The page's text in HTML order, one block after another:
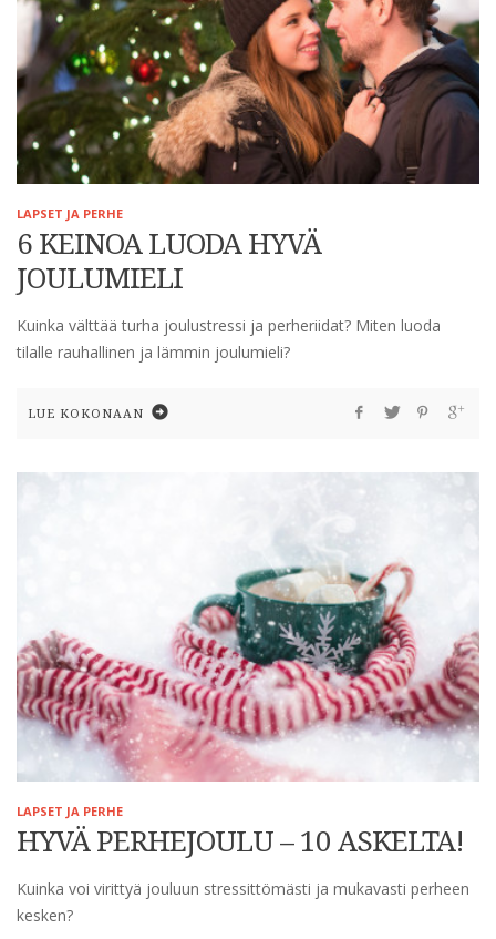
LAPSET JA PERHE
6 KEINOA LUODA HYVÄ
JOULUMIELI
Kuinka välttää turha joulustressi ja perheriidat? Miten luoda
tilalle rauhallinen ja lämmin joulumieli?
LUE KOKONAAN
LAPSET JA PERHE
HYVÄ PERHEJOULU – 10 ASKELTA!
Kuinka voi virittyä jouluun stressittömästi ja mukavasti perheen
kesken?